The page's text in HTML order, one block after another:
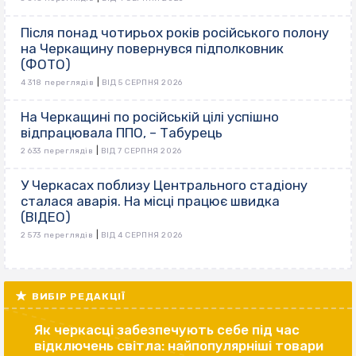
Після понад чотирьох років російського полону
на Черкащину повернувся підполковник
(ФОТО)
4 318 переглядів ВІД 5 СЕРПНЯ 2026
На Черкащині по російській цілі успішно
відпрацювала ППО, – Табурець
2 633 переглядів ВІД 7 СЕРПНЯ 2026
У Черкасах поблизу Центрального стадіону
сталася аварія. На місці працює швидка
(ВІДЕО)
2 573 переглядів ВІД 4 СЕРПНЯ 2026
ВИБІР РЕДАКЦІЇ
Як черкасці забезпечують себе під час
відключень світла: найпопулярніші товари